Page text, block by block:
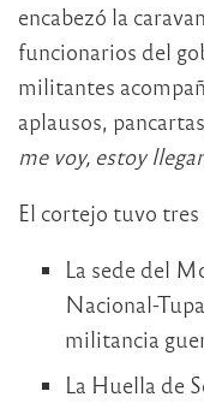
encabezó la
funcionarios del
militantes
aplausos,
me voy, estoy
El cortejo tuvo
La sede del
Nacional-
militancia
La Huella de